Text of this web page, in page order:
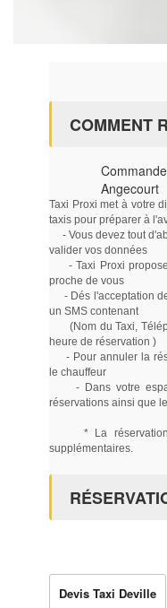
COMMENT
Angecourt
Taxi Proxi met à votre
taxis pour préparer à
- Vous devez tout
valider vos données
- Taxi Proxi propose
proche de vous
- Dés l'acceptation
un SMS contenant
(Nom du Taxi,
heure de réservation )
- Pour annuler la
le chauffeur
- Dans votre
réservations ainsi que
* La réservation
supplémentaires.
Devis Taxi Deville